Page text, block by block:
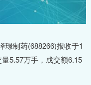
璟制药(688266)报收于1
5.57万手，成交额6.15